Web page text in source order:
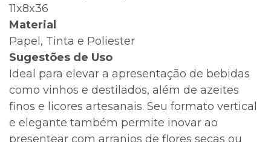
11x8x36
Material
Papel, Tinta e Poliester
Sugestões de Uso
Ideal para elevar a apresentação de bebidas
como vinhos e destilados, além de azeites
finos e licores artesanais. Seu formato vertical
e elegante também permite inovar ao
presentear com arranjos de flores secas ou